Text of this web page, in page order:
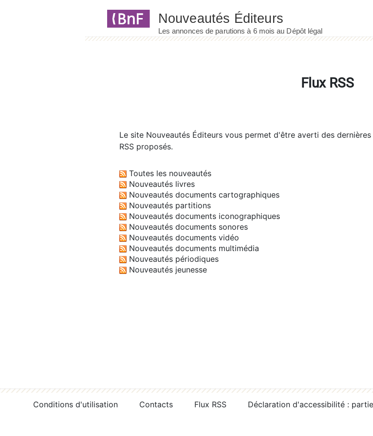
Flux RSS
Le site Nouveautés Éditeurs vous permet d'être averti des
RSS proposés.
Toutes les nouveautés
Nouveautés livres
Nouveautés documents cartographiques
Nouveautés partitions
Nouveautés documents iconographiques
Nouveautés documents sonores
Nouveautés documents vidéo
Nouveautés documents multimédia
Nouveautés périodiques
Nouveautés jeunesse
Conditions d'utilisation Contacts Flux RSS Déclaration d'accessibilité :